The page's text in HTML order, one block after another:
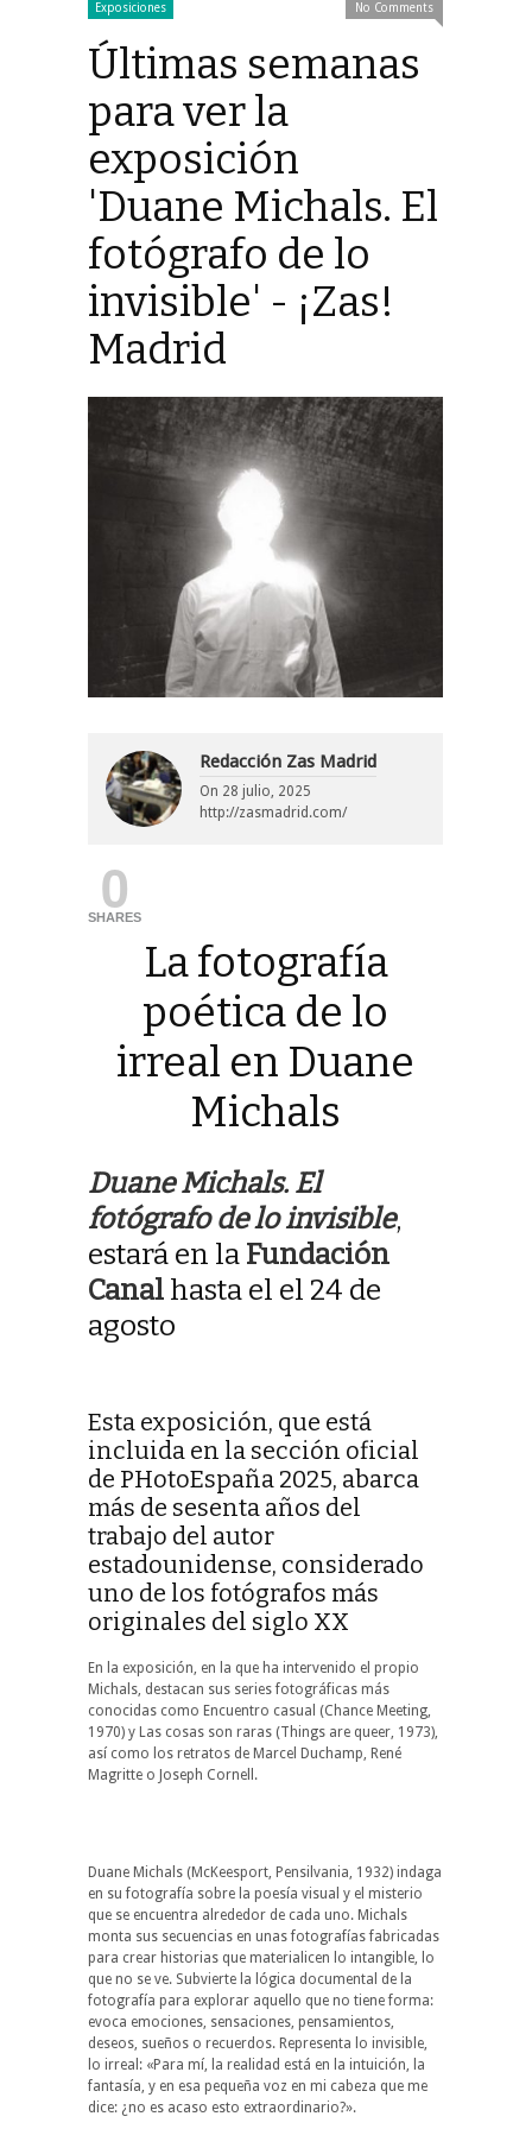
Exposiciones No Comments
Últimas semanas
para ver la
exposición
'Duane Michals. El
fotógrafo de lo
invisible' - ¡Zas!
Madrid
Redacción Zas Madrid
On 28 julio, 2025
http://zasmadrid.com/
0
SHARES
La fotografía
poética de lo
irreal en Duane
Michals
Duane Michals. El
fotógrafo de lo invisible,
estará en la Fundación
Canal hasta el el 24 de
agosto
Esta exposición, que está
incluida en la sección oficial
de PHotoEspaña 2025, abarca
más de sesenta años del
trabajo del autor
estadounidense, considerado
uno de los fotógrafos más
originales del siglo XX
En la exposición, en la que ha intervenido el propio
Michals, destacan sus series fotográficas más
conocidas como Encuentro casual (Chance Meeting,
1970) y Las cosas son raras (Things are queer, 1973),
así como los retratos de Marcel Duchamp, René
Magritte o Joseph Cornell.
Duane Michals (McKeesport, Pensilvania, 1932) indaga
en su fotografía sobre la poesía visual y el misterio
que se encuentra alrededor de cada uno. Michals
monta sus secuencias en unas fotografías fabricadas
para crear historias que materialicen lo intangible, lo
que no se ve. Subvierte la lógica documental de la
fotografía para explorar aquello que no tiene forma:
evoca emociones, sensaciones, pensamientos,
deseos, sueños o recuerdos. Representa lo invisible,
lo irreal: «Para mí, la realidad está en la intuición, la
fantasía, y en esa pequeña voz en mi cabeza que me
dice: ¿no es acaso esto extraordinario?».